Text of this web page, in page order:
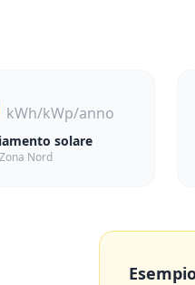
kWh/kWp/anno
solare
Zona Nord